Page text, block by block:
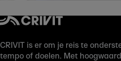
CRIVIT is er om je reis te
tempo of doelen. Met